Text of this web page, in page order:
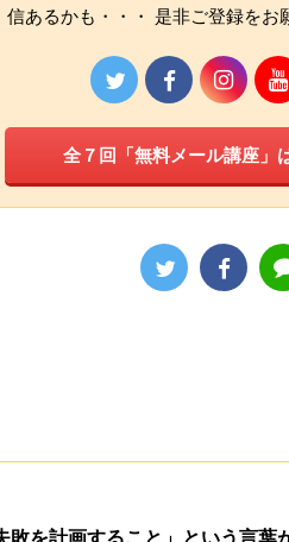
信あるかも・・・ 是非ご登録をお
全７回「無料メール講座」